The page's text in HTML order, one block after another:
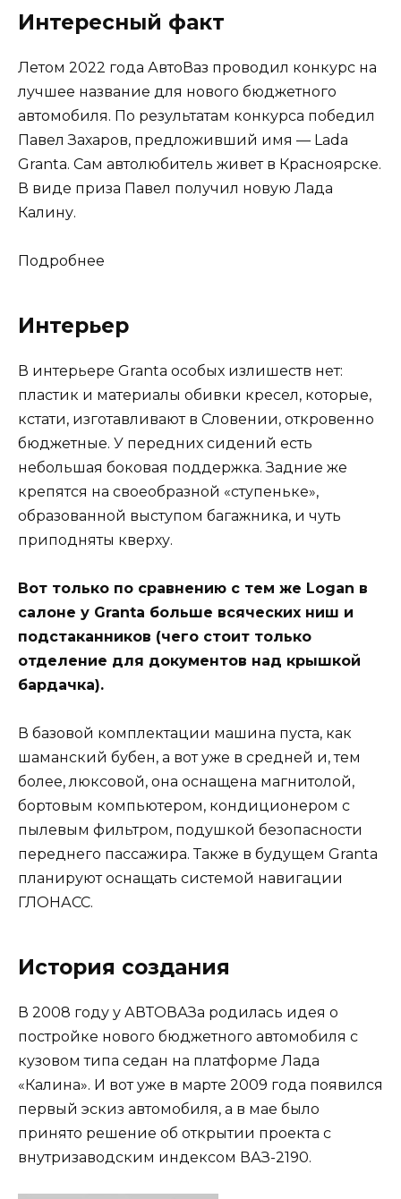
Интересный факт
Летом 2022 года АвтоВаз проводил конкурс на
лучшее название для нового бюджетного
автомобиля. По результатам конкурса победил
Павел Захаров, предложивший имя — Lada
Granta. Сам автолюбитель живет в Красноярске.
В виде приза Павел получил новую Лада
Калину.
Подробнее
Интерьер
В интерьере Granta особых излишеств нет:
пластик и материалы обивки кресел, которые,
кстати, изготавливают в Словении, откровенно
бюджетные. У передних сидений есть
небольшая боковая поддержка. Задние же
крепятся на своеобразной «ступеньке»,
образованной выступом багажника, и чуть
приподняты кверху.
Вот только по сравнению с тем же Logan в
салоне у Granta больше всяческих ниш и
подстаканников (чего стоит только
отделение для документов над крышкой
бардачка).
В базовой комплектации машина пуста, как
шаманский бубен, а вот уже в средней и, тем
более, люксовой, она оснащена магнитолой,
бортовым компьютером, кондиционером с
пылевым фильтром, подушкой безопасности
переднего пассажира. Также в будущем Granta
планируют оснащать системой навигации
ГЛОНАСС.
История создания
В 2008 году у АВТОВАЗа родилась идея о
постройке нового бюджетного автомобиля с
кузовом типа седан на платформе Лада
«Калина». И вот уже в марте 2009 года появился
первый эскиз автомобиля, а в мае было
принято решение об открытии проекта с
внутризаводским индексом ВАЗ-2190.